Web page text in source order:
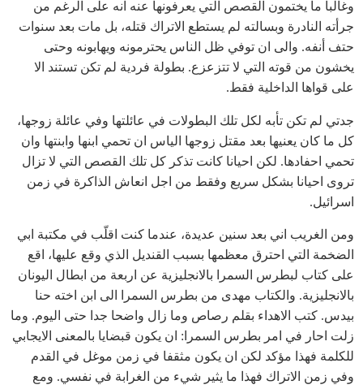
وغالبا ما يختمون القصص التي يعرفونها عنه انه على الرغم من
جرأته النادرة وبسالته لم يستطع الاتراك قتله، بل مات بعد سنوات
حتف أنفه. والى ان توفي ظل الناس يحترمونه ويهابونه وحتى
يخشون من قوته التي لا تتزعزع. بطولة فردية لم تكن تستند الا
على قواها الداخلية فقط.
جدتي لم تكن تأبه لكل تلك البطولات في عائلتها وفي عائلة زوجها،
كل ما كان يعنيها بعد مقتل زوجها الياس ان تحمي ابنها وابنتها وان
تحمي احفادها. لكن احيانا كانت تذكر كل تلك القصص التي لا تزال
تروى احيانا بشكل سريع وفقط من اجل انعاش الذاكرة في زمن
اسرائيل.
ومن الغريب اني بعد سنين عديدة، عندما كنت اقلّب في مكتبة ابي
الضخمة التي احترق معظمها بسبب القنديل الذي وقع عليها، اقع
على كتاب لبطرس السمرا بالانجليزية عن اربعة من ابطال اليونان
بالانجليزية. والكتاب مهدى من بطرس السمرا الى ابن اخته حنا
بيدس. كتب الاهداء بقلم رصاص وما زال واضحا جدا حتى اليوم. وما
زلت احار في امر بطرس السمرا: ان يكون قبضايا بالمعنى الايجابي
للكلمة فهذا مؤكد لكن ان يكون مثقفا في زمن موغل في القدم
وفي زمن الاتراك فهذا ما يثير شيء من الغرابة في نفسي. ومع